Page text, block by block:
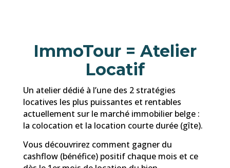
ImmoTour = Atelier
Locatif
Un atelier dédié à l’une des 2 stratégies
locatives les plus puissantes et rentables
actuellement sur le marché immobilier belge :
la colocation et la location courte durée (gîte).
Vous découvrirez comment gagner du
cashflow (bénéfice) positif chaque mois et ce